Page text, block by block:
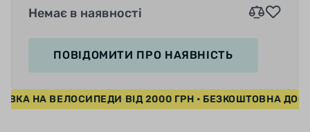
Грациозные изгибы и мягкие линии
велосипеда ассоциируются с образом
молодых красавиц, которые будут ловко
Немає в наявності
ПОВІДОМИТИ ПРО НАЯВНІСТЬ
НА ВЕЛОСИПЕДИ ВІД 2000 ГРН • БЕЗКОШТОВНА